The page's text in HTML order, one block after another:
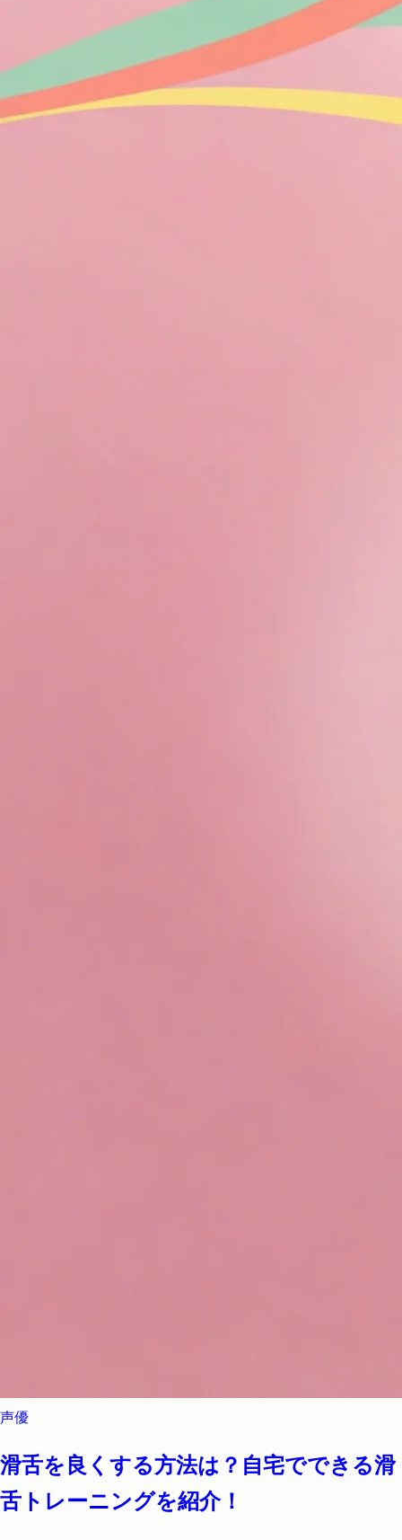
声優
滑舌を良くする方法は？自宅でできる滑
舌トレーニングを紹介！